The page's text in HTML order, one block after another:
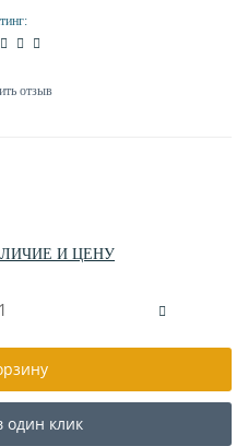
отзыв
И ЦЕНУ
один клик